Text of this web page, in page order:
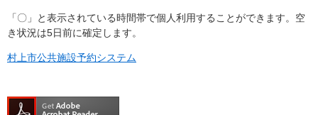
「〇」と表示されている時間帯で個人利用することができます。空
き状況は5日前に確定します。
村上市公共施設予約システム